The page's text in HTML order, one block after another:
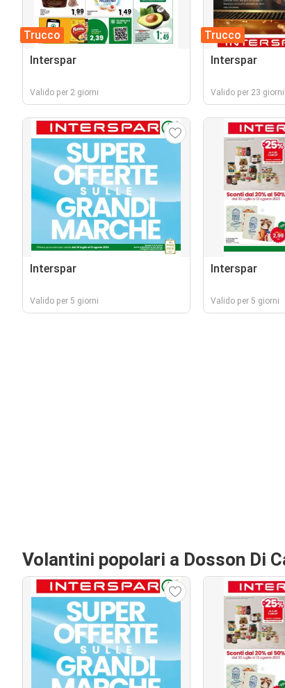
Trucco
Interspar
Valido per 2 giorni
Trucco
Interspar
Valido per 23 giorni
Interspar
Valido per 5 giorni
Interspar
Valido per 5 giorni
Volantini popolari a Dosson Di